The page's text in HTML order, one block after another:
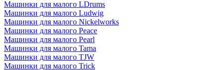
Машинки для малого LDrums
Машинки для малого Ludwig
Машинки для малого Nickelworks
Машинки для малого Peace
Машинки для малого Pearl
Машинки для малого Tama
Машинки для малого TJW
Машинки для малого Trick